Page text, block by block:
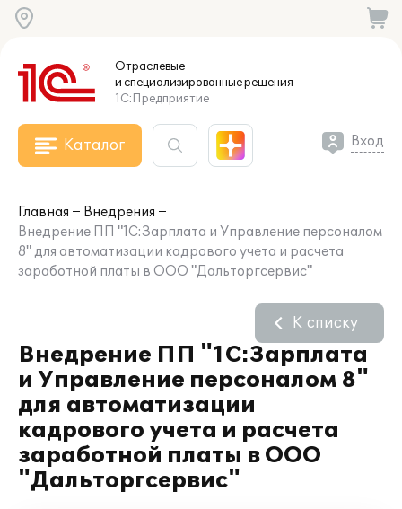
Отраслевые
и специализированныерешения
1С:Предприятие
Каталог Вход
Главная
Внедрения
Внедрение ПП "1С:Зарплата и Управление персоналом
8" для автоматизации кадрового учета и расчета
заработной платы в ООО "Дальторгсервис"
Внедрение ПП "1С:Зарплата
и Управление персоналом 8"
для автоматизации
кадрового учета и расчета
заработной платы в ООО
"Дальторгсервис"
К списку